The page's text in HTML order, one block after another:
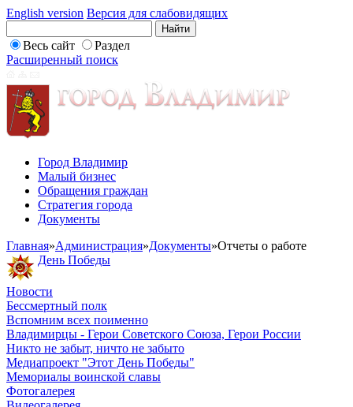
English version Версия для слабовидящих
Весь сайт
Раздел
Расширенный поиск
Город Владимир
Малый бизнес
Обращения граждан
Стратегия города
Документы
Главная»Администрация»Документы»Отчеты о работе
День Победы
Новости
Бессмертный полк
Вспомним всех поименно
Владимирцы - Герои Советского Союза, Герои России
Никто не забыт, ничто не забыто
Медиапроект "Этот День Победы"
Мемориалы воинской славы
Фотогалерея